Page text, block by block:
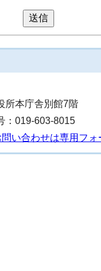
送信
本庁舎別館7階
：019-603-8015
合わせは専用フォ